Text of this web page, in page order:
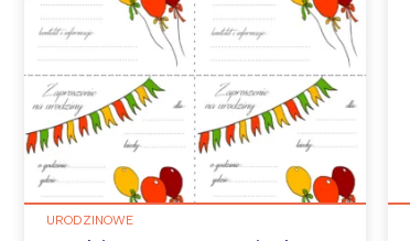
URODZINOWE